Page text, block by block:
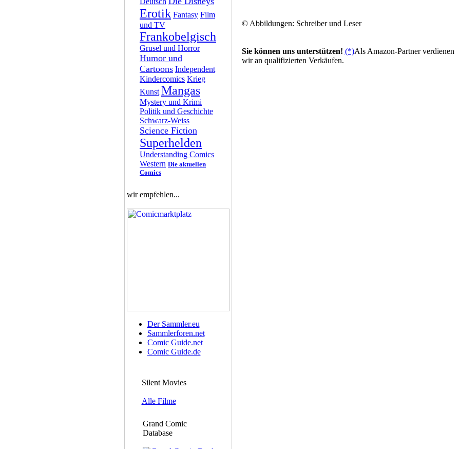
Erotik Fantasy Film
und TV
Frankobelgisch
Grusel und Horror
Humor und
Cartoons Independent
Kindercomics Krieg
Kunst Mangas
Mystery und Krimi
Politik und Geschichte
Schwarz-Weiss
Science Fiction
Superhelden
Understanding Comics
Western Die aktuellen
Comics
wir empfehlen...
Der Sammler.eu
Sammlerforen.net
Comic Guide.net
Comic Guide.de
Silent Movies
Alle Filme
Grand Comic
Database
© Abbildungen: Schreiber und Leser
Sie können uns unterstützen! (*)Als Amazon-Partner verdienen
wir an qualifizierten Verkäufen.